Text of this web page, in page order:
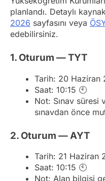
planlandı. Detaylı
2026 sayfasını veya
edebilirsiniz.
1. Oturum — TYT
Tarih: 20
Saat: 10:15 🕙
Not: Sınav süresi
sınavdan önce
2. Oturum — AYT
Tarih: 21 Haziran
Saat: 10:15 🕙
Not: Alan bilgisi